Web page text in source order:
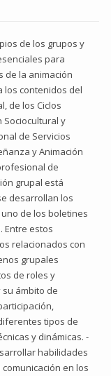
de los grupos y
para
de la animación
los contenidos del
de los Ciclos
Sociocultural y
de Servicios
y Animación
de
grupal está
desarrollan los
de los boletines
Entre estos
relacionados con
grupales
de roles y
ámbito de
tipos de
y dinámicas. -
habilidades
en los